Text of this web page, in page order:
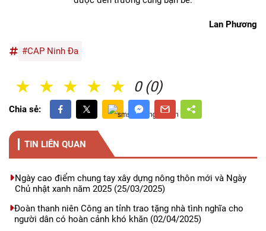
Lan Phương
#CAP Ninh Đa
0 (0)
5 Sao
4 Sao
3 Sao
2 Sao
1 Sao
Chia sẻ:
TIN LIÊN QUAN
Ngày cao điểm chung tay xây dựng nông thôn mới và Ngày
Chủ nhật xanh năm 2025 (25/03/2025)
Đoàn thanh niên Công an tỉnh trao tặng nhà tình nghĩa cho
người dân có hoàn cảnh khó khăn (02/04/2025)